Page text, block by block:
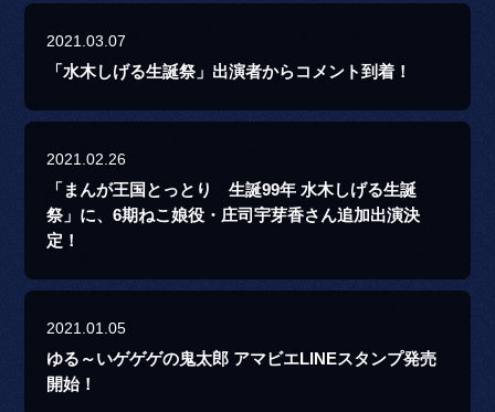
2021.03.07
「水木しげる生誕祭」出演者からコメント到着！
2021.02.26
「まんが王国とっとり 生誕99年 水木しげる生誕
祭」に、6期ねこ娘役・庄司宇芽香さん追加出演決
定！
2021.01.05
ゆる～いゲゲゲの鬼太郎 アマビエLINEスタンプ発売
開始！